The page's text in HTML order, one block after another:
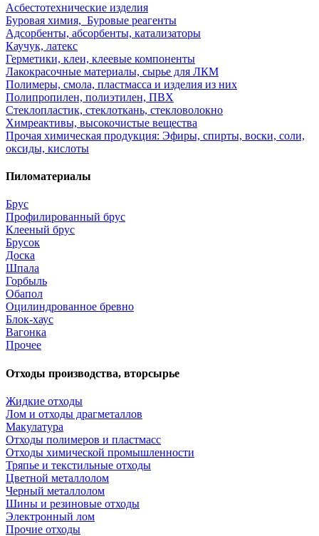
Асбестотехнические изделия
Буровая химия, Буровые реагенты
Адсорбенты, абсорбенты, катализаторы
Каучук, латекс
Герметики, клеи, клеевые компоненты
Лакокрасочные материалы, сырье для ЛКМ
Полимеры, смола, пластмасса и изделия из них
Полипропилен, полиэтилен, ПВХ
Стеклопластик, стеклоткань, стекловолокно
Химреактивы, высокочистые вещества
Прочая химическая продукция: Эфиры, спирты, воски, соли,
оксиды, кислоты
Пиломатериалы
Брус
Профилированный брус
Клееный брус
Брусок
Доска
Шпала
Горбыль
Обапол
Оцилиндрованное бревно
Блок-хаус
Вагонка
Прочее
Отходы производства, вторсырье
Жидкие отходы
Лом и отходы драгметаллов
Макулатура
Отходы полимеров и пластмасс
Отходы химической промышленности
Тряпье и текстильные отходы
Цветной металлолом
Черный металлолом
Шины и резиновые отходы
Электронный лом
Прочие отходы